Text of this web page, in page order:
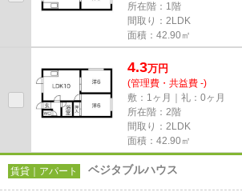
所在階：1階
間取り：2LDK
面積：42.90㎡
4.3万円
(管理費・共益費 -)
敷：1ヶ月｜礼：0ヶ月
所在階：2階
間取り：2LDK
面積：42.90㎡
賃貸｜アパート ベジタブルハウス